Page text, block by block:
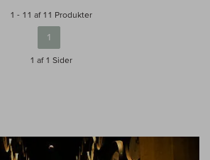
1 - 11 af 11 Produkter
1
1 af 1 Sider